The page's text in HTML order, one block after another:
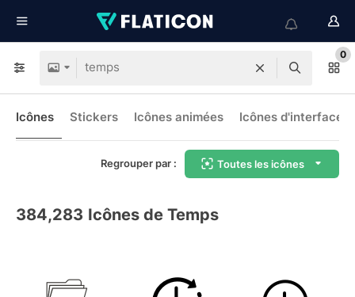
0
Icônes Stickers Icônes animées Icônes d'interface
Regrouper par : Toutes les icônes
384,283 Icônes de Temps